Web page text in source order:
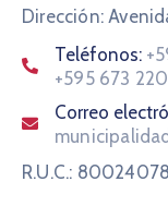
Dirección:
Teléfonos:
+595 673
Correo
R.U.C.: